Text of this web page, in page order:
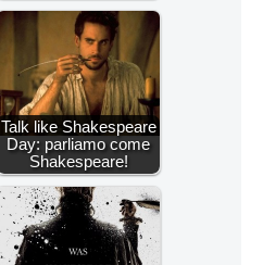
Talk like Shakespeare
Day: parliamo come
Shakespeare!